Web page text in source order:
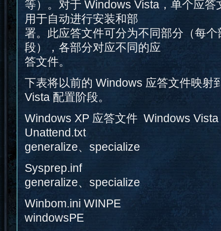
等）。对于 Windows Vista，单个应答
用于自动进行安装和部
署。此应答文件可分为不同部分（每
段），各部分对应不同的应
答文件。
下表将以前的 Windows 应答文件映射
Vista 配置阶段。
Windows XP 应答文件 Windows
Unattend.txt
generalize、specialize
Sysprep.inf
generalize、specialize
Winbom.ini WINPE
windowsPE